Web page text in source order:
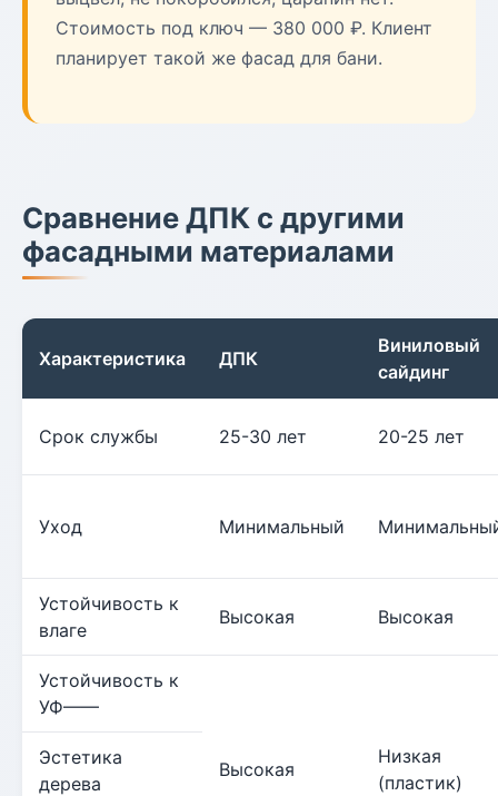
Стоимость под ключ — 380 000 ₽. Клиент
планирует такой же фасад для бани.
Сравнение ДПК с другими
фасадными материалами
Характеристика ДПК
Виниловый
сайдинг
Срок службы 25-30 лет 20-25 лет
Уход Минимальный
Устойчивость к
влаге
Высокая Высокая
Устойчивость к
УФ——
Эстетика
дерева
Высокая
Низкая
(пластик)